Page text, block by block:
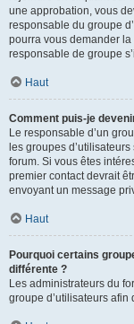
une approbation, vous
responsable du groupe
pourra vous demander
responsable de groupe
Haut
Comment puis-je
Le responsable d’un
les groupes
forum. Si vous êtes
premier contact devrait
envoyant un message
Haut
Pourquoi certains
différente ?
Les administrateurs du
groupe d’utilisateurs